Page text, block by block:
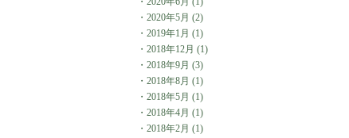
・ 2020年5月 (2)
・ 2019年1月 (1)
・ 2018年12月 (1)
・ 2018年9月 (3)
・ 2018年8月 (1)
・ 2018年5月 (1)
・ 2018年4月 (1)
・ 2018年2月 (1)